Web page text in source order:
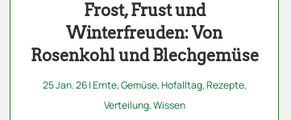
Frost, Frust und
Winterfreuden: Von
Rosenkohl und Blechgemüse
25 Jan. 26|Ernte,Gemüse,Hofalltag,Rezepte,
Verteilung,Wissen